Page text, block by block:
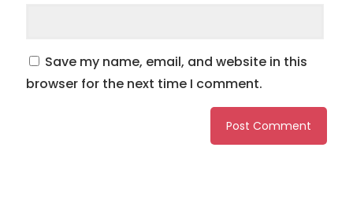
Save my name, email, and website in this
browser for the next time I comment.